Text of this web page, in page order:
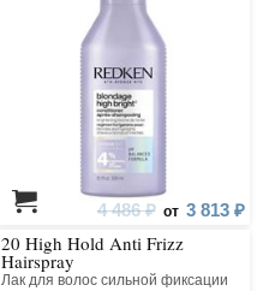
4 486 ₽ от 3 813 ₽
20 High Hold Anti Frizz
Hairspray
Лак для волос сильной фиксации